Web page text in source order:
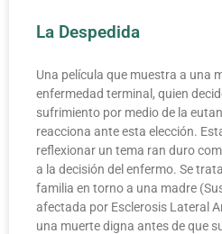
La Despedida
Una película que muestra a una
enfermedad terminal, quien
sufrimiento por medio de la
reacciona ante esta elección.
reflexionar un tema ran duro
a la decisión del enfermo. Se
familia en torno a una madre
afectada por Esclerosis Lateral
una muerte digna antes de que